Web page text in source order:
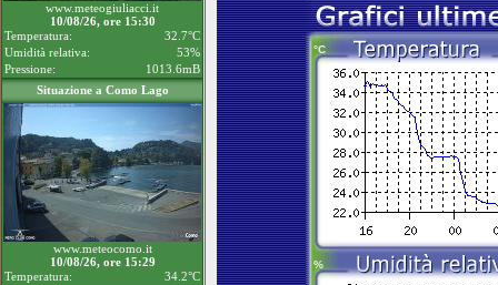
www.meteogiuliacci.it
10/08/26, ore 15:30
Temperatura:
32.7°C
Umidità relativa:
53%
Pressione:
1013.6mB
Situazione a Como Lago
www.meteocomo.it
10/08/26, ore 15:29
Temperatura:
34.2°C